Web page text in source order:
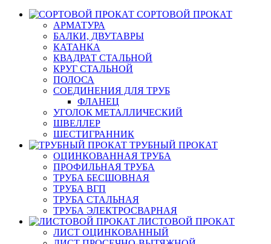
СОРТОВОЙ ПРОКАТ
АРМАТУРА
БАЛКИ, ДВУТАВРЫ
КАТАНКА
КВАДРАТ СТАЛЬНОЙ
КРУГ СТАЛЬНОЙ
ПОЛОСА
СОЕДИНЕНИЯ ДЛЯ ТРУБ
ФЛАНЕЦ
УГОЛОК МЕТАЛЛИЧЕСКИЙ
ШВЕЛЛЕР
ШЕСТИГРАННИК
ТРУБНЫЙ ПРОКАТ
ОЦИНКОВАННАЯ ТРУБА
ПРОФИЛЬНАЯ ТРУБА
ТРУБА БЕСШОВНАЯ
ТРУБА ВГП
ТРУБА СТАЛЬНАЯ
ТРУБА ЭЛЕКТРОСВАРНАЯ
ЛИСТОВОЙ ПРОКАТ
ЛИСТ ОЦИНКОВАННЫЙ